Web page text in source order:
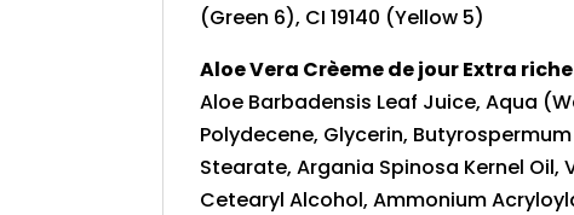
(Green 6), CI 19140 (Yellow 5)
Aloe Vera Crèeme de jour Extra riche
Aloe Barbadensis Leaf Juice, Aqua
Polydecene, Glycerin,
Stearate, Argania Spinosa Kernel Oil,
Cetearyl Alcohol, Ammonium